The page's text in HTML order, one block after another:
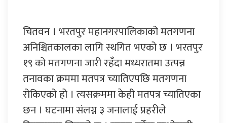
चितवन । भरतपुर महानगरपालिकाको मतगणना
अनिश्चितकालका लागि स्थगित भएको छ । भरतपुर
१९ को मतगणना जारी रहँदा मध्यरातमा उत्पन्न
तनावका क्रममा मतपत्र च्यातिएपछि मतगणना
रोकिएको हो । त्यसक्रममा केही मतपत्र च्यातिएका
छन । घटनामा संलग्न ३ जनालाई प्रहरीले